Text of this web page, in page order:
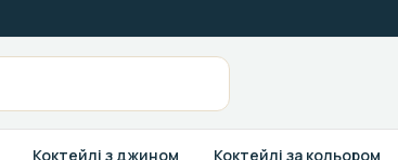
Коктейлі з джином Коктейлі за кольором